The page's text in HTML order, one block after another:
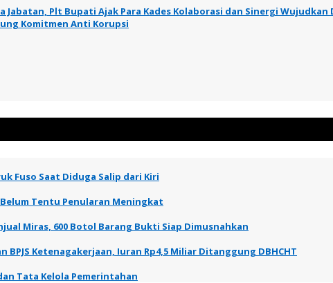
Jabatan, Plt Bupati Ajak Para Kades Kolaborasi dan Sinergi Wujudkan
Komitmen Anti Korupsi
Fuso Saat Diduga Salip dari Kiri
Belum Tentu Penularan Meningkat
Miras, 600 Botol Barang Bukti Siap Dimusnahkan
BPJS Ketenagakerjaan, Iuran Rp4,5 Miliar Ditanggung DBHCHT
Tata Kelola Pemerintahan